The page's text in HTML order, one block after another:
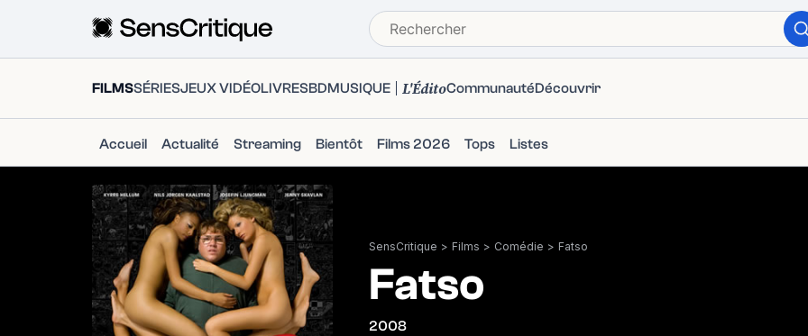
FILMSSÉRIESJEUX VIDÉOLIVRESBDMUSIQUE L'ÉditoCommunautéDécouvrir
Accueil Actualité Streaming Bientôt Films 2026 Tops Listes
SensCritique > Films > Comédie > Fatso
Fatso
2008